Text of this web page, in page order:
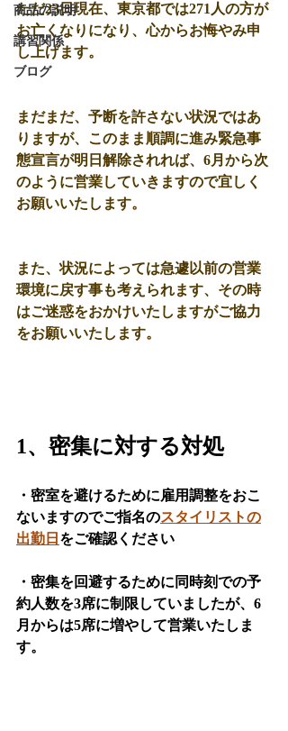
商品の説明
講習関係
ブログ
ただ23日現在、東京都では271人の方が
お亡くなりになり、心からお悔やみ申
し上げます。
まだまだ、予断を許さない状況ではあ
りますが、このまま順調に進み緊急事
態宣言が明日解除されれば、6月から次
のように営業していきますので宜しく
お願いいたします。
また、状況によっては急遽以前の営業
環境に戻す事も考えられます、その時
はご迷惑をおかけいたしますがご協力
をお願いいたします。
1、密集に対する対処
・密室を避けるために雇用調整をおこ
ないますのでご指名のスタイリストの
出勤日 をご確認ください
・密集を回避するために同時刻での予
約人数を3席に制限していましたが、6
月からは5席に増やして営業いたしま
す。